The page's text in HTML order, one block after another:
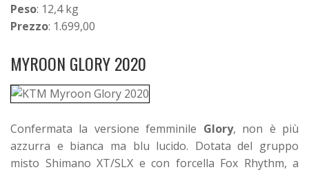
Peso: 12,4 kg
Prezzo: 1.699,00
MYROON GLORY 2020
Confermata la versione femminile Glory, non è più
azzurra e bianca ma blu lucido. Dotata del gruppo
misto Shimano XT/SLX e con forcella Fox Rhythm, a